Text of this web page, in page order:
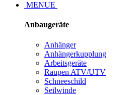
MENUE
Anbaugeräte
Anhänger
Anhängerkupplung
Arbeitsgeräte
Raupen ATV/UTV
Schneeschild
Seilwinde